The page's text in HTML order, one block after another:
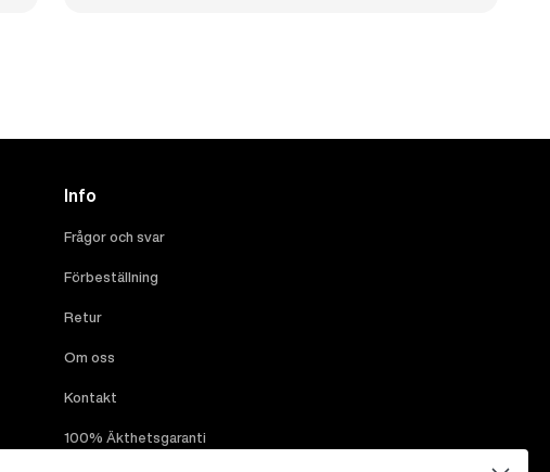
Info
Frågor och svar
Förbeställning
Retur
Om oss
Kontakt
100% Äkthetsgaranti